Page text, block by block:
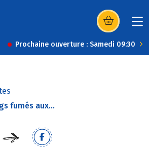
(s’ouvre dans
Prochaine ouverture : Samedi 09:30
fumés aux...